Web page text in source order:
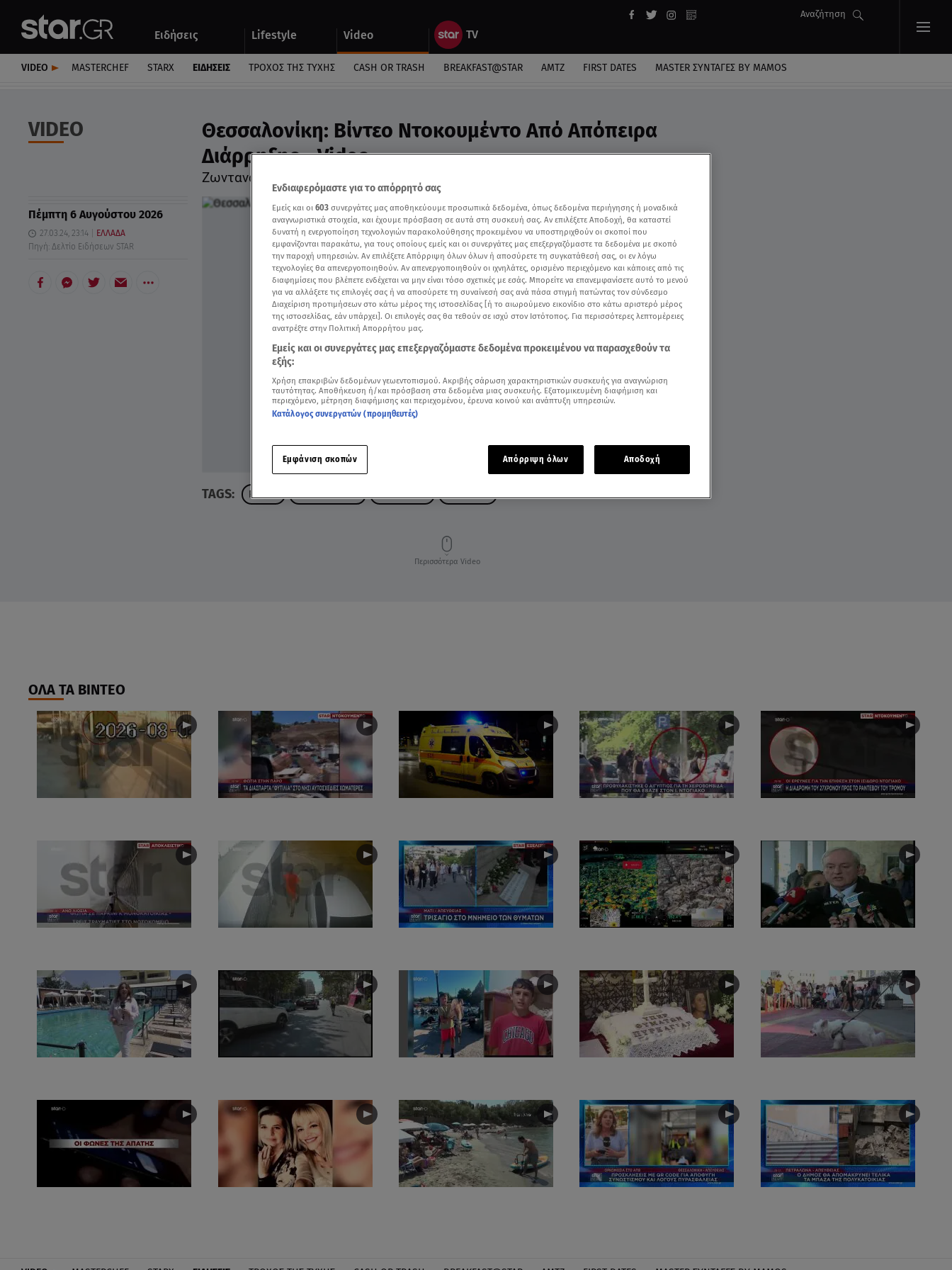
Ειδήσεις Lifestyle Video
Αναζήτηση
Αυτοκίνητο
VIDEO MASTERCHEF STARX ΕΙΔΉΣΕΙΣ ΤΡΟΧΌΣ ΤΗΣ ΤΎΧΗΣ CASH OR TRASH BREAKFAST@STAR ΑΜΤΖ FIRST DATES MASTER ΣΥΝΤΑΓΈΣ BY MAMOS
VIDEO
Θεσσαλονίκη: Βίντεο Ντοκουμέντο Από Απόπειρα
Διάρρηξης - Video
Ζωντανά... η διάρρηξη στο κινητό του ιδιοκτήτη
Πέμπτη 6 Αυγούστου 2026
27.03.24, 23:14
ΕΛΛΑΔΑ
Πηγή: Δελτίο Ειδήσεων STAR
TAGS: ΡΙΦΙΦΙ
Περισσότερα Video
ΟΛΑ ΤΑ ΒΙΝΤΕΟ
Ενδιαφερόμαστε για το απόρρητό σας
Εμείς και οι 603 συνεργάτες μας αποθηκεύουμε προσωπικά δεδομένα, όπως δεδομένα περιήγησης ή μοναδικά
αναγνωριστικά στοιχεία, και έχουμε πρόσβαση σε αυτά στη συσκευή σας. Αν επιλέξετε Αποδοχή, θα καταστεί
δυνατή η ενεργοποίηση τεχνολογιών παρακολούθησης προκειμένου να υποστηριχθούν οι σκοποί που
εμφανίζονται παρακάτω, για τους οποίους εμείς και οι συνεργάτες μας επεξεργαζόμαστε τα δεδομένα με σκοπό
την παροχή υπηρεσιών. Αν επιλέξετε Απόρριψη όλων όλων ή αποσύρετε τη συγκατάθεσή σας, οι εν λόγω
τεχνολογίες θα απενεργοποιηθούν. Αν απενεργοποιηθούν οι ιχνηλάτες, ορισμένο περιεχόμενο και κάποιες από τις
διαφημίσεις που βλέπετε ενδέχεται να μην είναι τόσο σχετικές με εσάς. Μπορείτε να επανεμφανίσετε αυτό το μενού
για να αλλάξετε τις επιλογές σας ή να αποσύρετε τη συναίνεσή σας ανά πάσα στιγμή πατώντας τον σύνδεσμο
Διαχείριση προτιμήσεων στο κάτω μέρος της ιστοσελίδας [ή το αιωρούμενο εικονίδιο στο κάτω αριστερό μέρος
της ιστοσελίδας, εάν υπάρχει]. Οι επιλογές σας θα τεθούν σε ισχύ στον Ιστότοπος. Για περισσότερες λεπτομέρειες
ανατρέξτε στην Πολιτική Απορρήτου μας.
Εμείς και οι συνεργάτες μας επεξεργαζόμαστε δεδομένα προκειμένου να παρασχεθούν τα
εξής:
Χρήση επακριβών δεδομένων γεωεντοπισμού. Ακριβής σάρωση χαρακτηριστικών συσκευής για αναγνώριση
ταυτότητας. Αποθήκευση ή/και πρόσβαση στα δεδομένα μιας συσκευής. Εξατομικευμένη διαφήμιση και
περιεχόμενο, μέτρηση διαφήμισης και περιεχομένου, έρευνα κοινού και ανάπτυξη υπηρεσιών.
Κατάλογος συνεργατών (προμηθευτές)
Εμφάνιση σκοπών Απόρριψη όλων Αποδοχή